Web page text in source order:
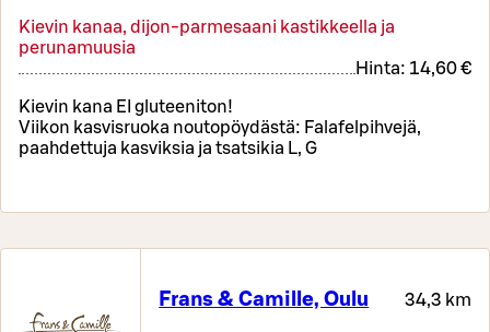
Kievin kanaa, dijon-parmesaani kastikkeella ja
perunamuusia
Hinta: 14,60 €
Kievin kana EI gluteeniton!
Viikon kasvisruoka noutopöydästä: Falafelpihvejä,
paahdettuja kasviksia ja tsatsikia L, G
Frans & Camille, Oulu 34,3 km